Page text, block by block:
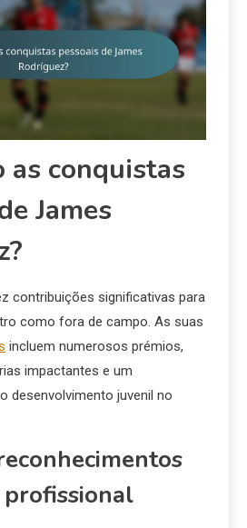
as conquistas
James
contribuições significativas para
como fora de campo. As suas
incluem numerosos prémios,
impactantes e um
desenvolvimento juvenil no